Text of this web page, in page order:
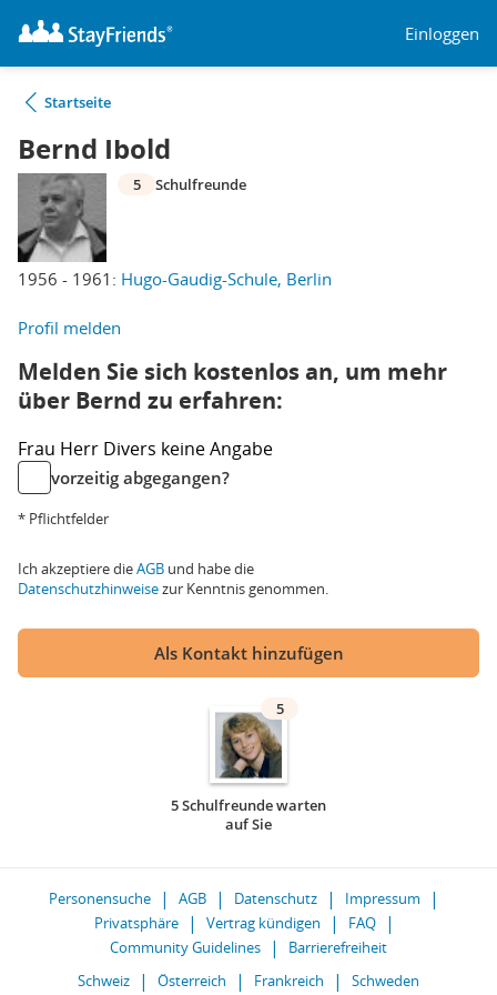
Einloggen
Startseite
Bernd Ibold
1956 - 1961: Hugo-Gaudig-Schule, Berlin
5 Schulfreunde
Profil melden
Melden Sie sich kostenlos an, um mehr
über Bernd zu erfahren:
Frau Herr Divers keine Angabe
vorzeitig abgegangen?
* Pflichtfelder
Ich akzeptiere dieAGB und habe die
Datenschutzhinweisezur Kenntnis genommen.
Als Kontakt hinzufügen
5
5 Schulfreunde warten
auf Sie
Personensuche AGB Datenschutz
Impressum
Privatsphäre
Vertrag kündigen
FAQ
Community Guidelines
Barrierefreiheit
Schweiz
Österreich Frankreich Schweden